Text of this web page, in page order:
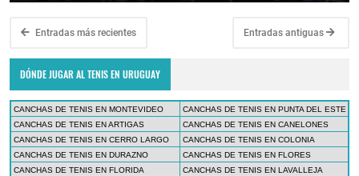
Entradas más recientes Entradas antiguas
DÓNDE JUGAR AL TENIS EN URUGUAY
CANCHAS DE TENIS EN MONTEVIDEO
CANCHAS DE TENIS EN PUNTA DEL ESTE
CANCHAS DE TENIS EN ARTIGAS
CANCHAS DE TENIS EN CANELONES
CANCHAS DE TENIS EN CERRO LARGO
CANCHAS DE TENIS EN COLONIA
CANCHAS DE TENIS EN DURAZNO
CANCHAS DE TENIS EN FLORES
CANCHAS DE TENIS EN FLORIDA
CANCHAS DE TENIS EN LAVALLEJA